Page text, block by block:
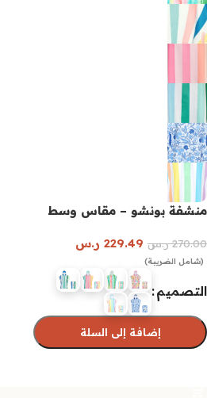
منشفة بونشو – مقاس وسط
270.00 ر.س 229.49 ر.س
(شامل الضريبة)
التصميم
إضافة إلى السلة